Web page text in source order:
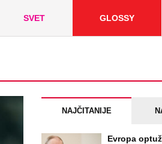
SVET GLOSSY
NAJČITANIJE
Evropa